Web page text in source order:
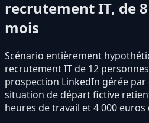
recrutement IT, de
mois
Scénario entièrement
recrutement IT de 12
prospection LinkedIn gérée par
situation de départ fictive
heures de travail et 4 000